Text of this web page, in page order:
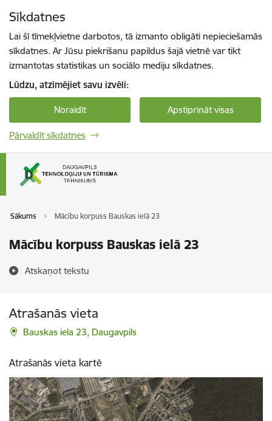
Sīkdatnes
Lai šī tīmekļvietne darbotos, tā izmanto obligāti nepieciešamās
sīkdatnes. Ar Jūsu piekrišanu papildus šajā vietnē var tikt
izmantotas statistikas un sociālo mediju sīkdatnes.
Lūdzu, atzīmējiet savu izvēli:
Noraidīt Apstiprināt visas
Pārvaldīt sīkdatnes
Sākums Mācību korpuss Bauskas ielā 23
Mācību korpuss Bauskas ielā 23
Atskaņot tekstu
Atrašanās vieta
Bauskas iela 23, Daugavpils
Atrašanās vieta kartē